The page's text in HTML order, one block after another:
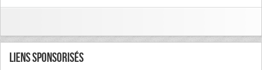
Liens Sponsorisés